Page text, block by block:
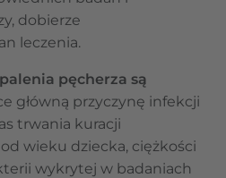
dobierze
leczenia.
pęcherza są
główną przyczynę infekcji
trwania kuracji
wieku dziecka, ciężkości
wykrytej w badaniach